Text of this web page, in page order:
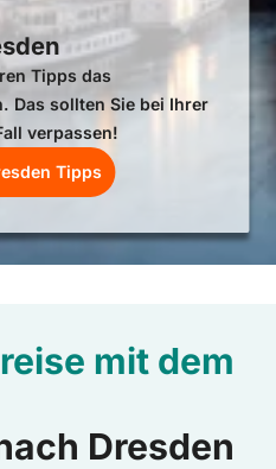
Tipps das
Das sollten Sie bei Ihrer
verpassen!
Tipps
mit dem
Dresden